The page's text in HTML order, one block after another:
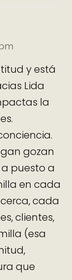
y está
Lida
la
gozan
a puesto a
en cada
cada
clientes,
(esa
que